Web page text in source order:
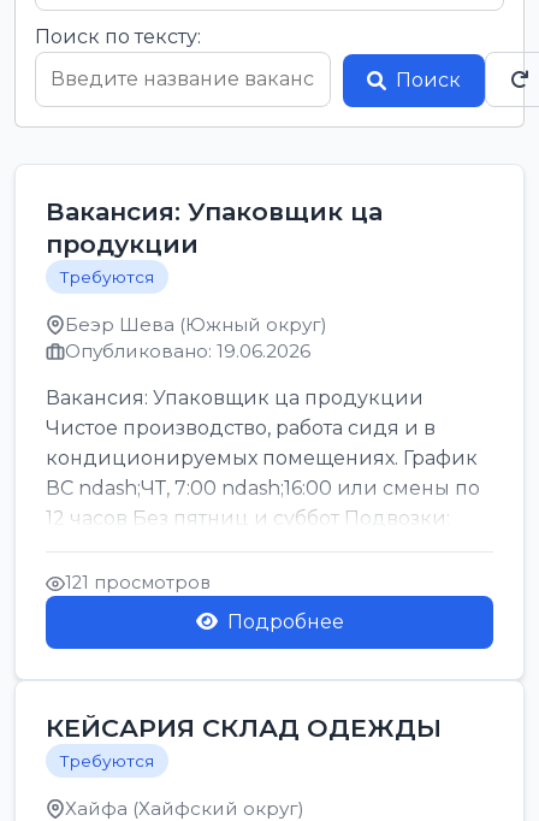
Поиск по тексту:
Поиск
Вакансия: Упаковщик ца
продукции
Требуются
Беэр Шева (Южный округ)
Опубликовано: 19.06.2026
Вакансия: Упаковщик ца продукции
Чистое производство, работа сидя и в
кондиционируемых помещениях. График
ВС ndash;ЧТ, 7:00 ndash;16:00 или смены по
12 часов Без пятниц и суббот Подвозки:
Офаким, Нети...
121 просмотров
Подробнее
КЕЙСАРИЯ СКЛАД ОДЕЖДЫ
Требуются
Хайфа (Хайфский округ)